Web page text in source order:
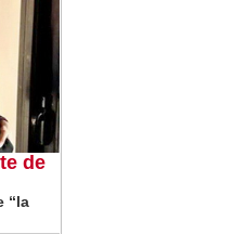
de
“la